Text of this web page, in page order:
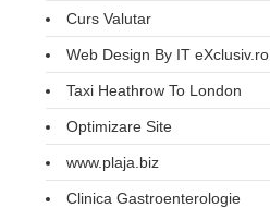
Curs Valutar
Web Design By IT eXclusiv.ro
Taxi Heathrow To London
Optimizare Site
www.plaja.biz
Clinica Gastroenterologie